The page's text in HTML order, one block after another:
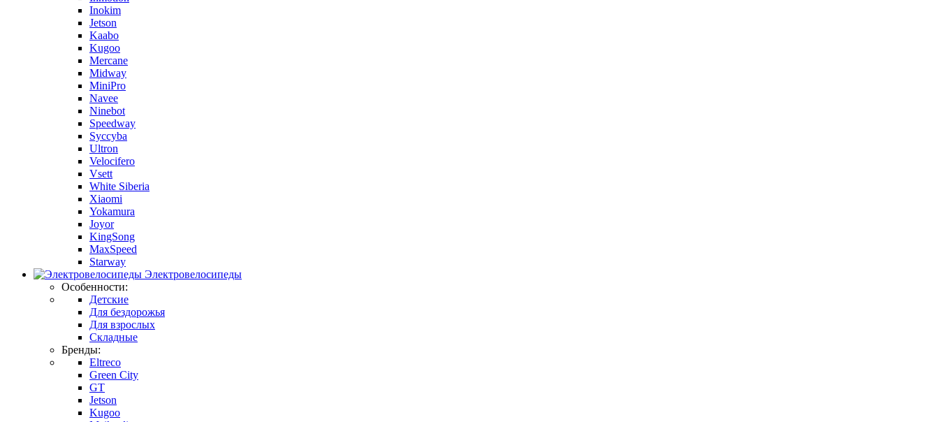
Inokim
Jetson
Kaabo
Kugoo
Mercane
Midway
MiniPro
Navee
Ninebot
Speedway
Syccyba
Ultron
Velocifero
Vsett
White Siberia
Xiaomi
Yokamura
Joyor
KingSong
MaxSpeed
Starway
Электровелосипеды
Особенности:
Детские
Для бездорожья
Для взрослых
Складные
Бренды:
Eltreco
Green City
GT
Jetson
Kugoo